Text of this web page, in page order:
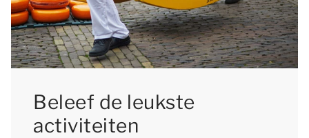
Beleef de leukste
activiteiten